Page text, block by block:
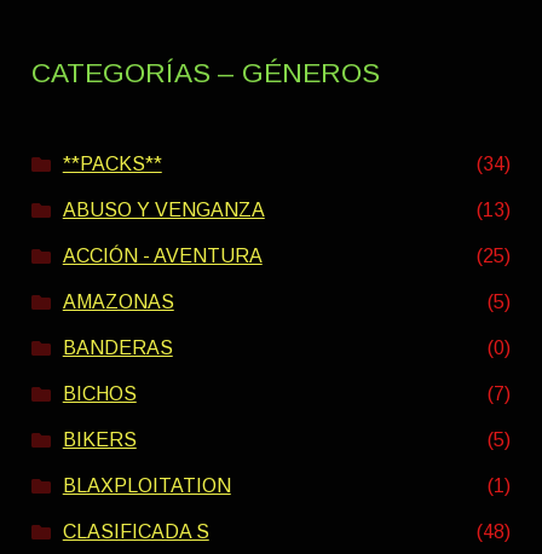
CATEGORÍAS – GÉNEROS
**PACKS** (34)
ABUSO Y VENGANZA (13)
ACCIÓN - AVENTURA (25)
AMAZONAS (5)
BANDERAS (0)
BICHOS (7)
BIKERS (5)
BLAXPLOITATION (1)
CLASIFICADA S (48)